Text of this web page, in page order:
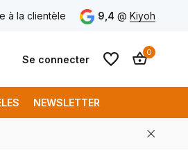
(FR)
à la clientèle 9,4 @ Kiyoh
Se connecter
0
NEWSLETTER